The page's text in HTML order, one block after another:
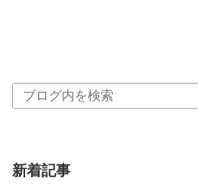
新着記事